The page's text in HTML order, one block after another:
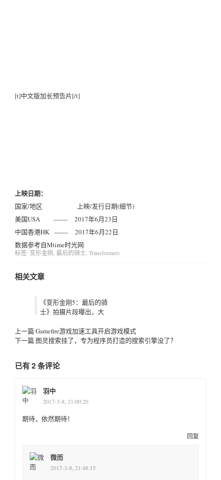
[t]中文版加长预告片[/t]
上映日期：
国家/地区 上映/发行日期(细节)
美国USA ------- 2017年6月23日
中国香港HK ------- 2017年6月22日
数据参考自Mtime时光网
标签: 变形金刚 最后的骑士 Transformers
相关文章
《变形金刚5：最后的骑
士》拍摄片段曝出，大
上一篇Gamefire游戏加速工具开启游戏模式
下一篇 图灵搜索挂了，专为程序员打造的搜索引擎没了？
已有 2 条评论
羽中
2017-3-8, 21:00:20
期待，依然期待！
回复
微而
2017-3-8, 21:48:15